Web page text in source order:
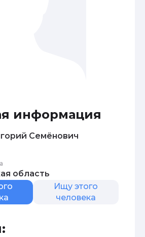
информация
Григорий Семёнович
область
Ищу этого
человека